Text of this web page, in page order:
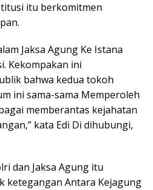
itu berkomitmen
Jaksa Agung Ke Istana
Kekompakan ini
bahwa kedua tokoh
ini sama-sama Memperoleh
memberantas kejahatan
kata Edi Di dihubungi,
dan Jaksa Agung itu
ketegangan Antara Kejagung